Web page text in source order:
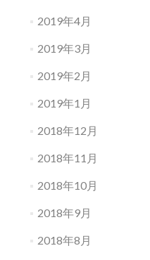
2019年4月
2019年3月
2019年2月
2019年1月
2018年12月
2018年11月
2018年10月
2018年9月
2018年8月